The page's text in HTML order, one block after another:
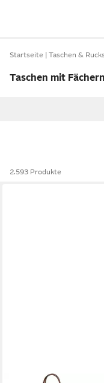
Startseite Taschen &
Taschen mit Fächern
2.593 Produkte